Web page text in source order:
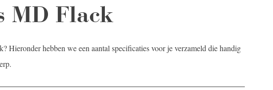
MD Flack
Hieronder hebben we een aantal specificaties voor je verzameld die handig